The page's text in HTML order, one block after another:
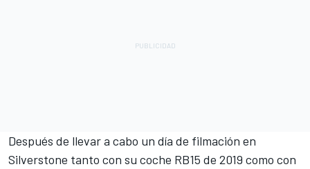
Después de llevar a cabo un día de filmación en
Silverstone tanto con su coche RB15 de 2019 como con